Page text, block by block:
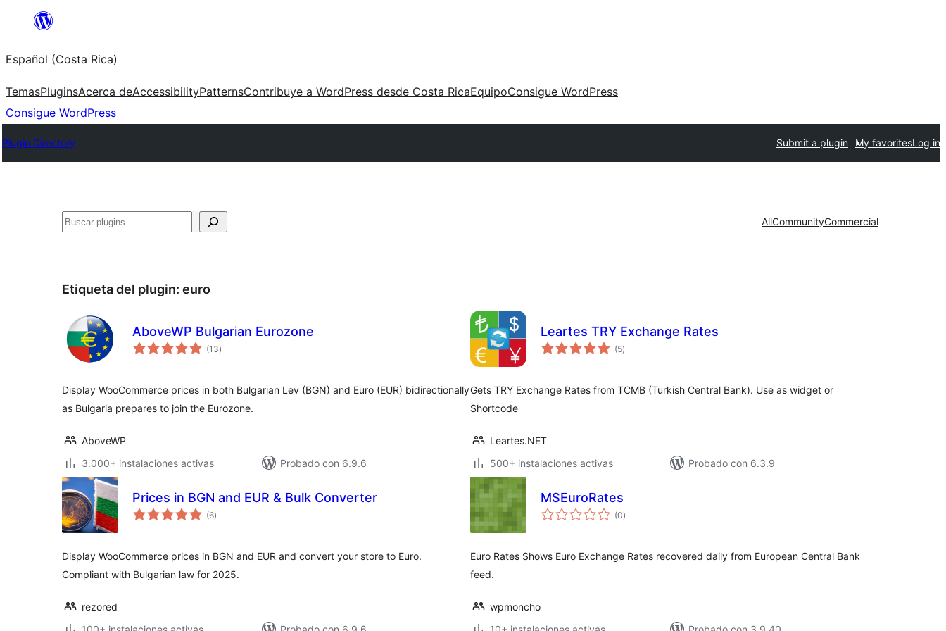
Saltar
contenido
Español (Costa Rica)
TemasPluginsAcerca deAccessibilityPatternsContribuye a WordPress desde Costa RicaEquipoConsigue WordPress
Consigue WordPress
Plugin Directory Submit a plugin My favoritesLog in
Buscar AllCommunityCommercial
Etiqueta del plugin: euro
AboveWP Bulgarian Eurozone
(13total
de
)
Display WooCommerce prices in both Bulgarian Lev (BGN) and Euro (EUR) bidirectionally
as Bulgaria prepares to join the Eurozone.
AboveWP
3.000+ instalaciones activas
Probado con 6.9.6
Leartes TRY Exchange Rates
(5total
de
)
Gets TRY Exchange Rates from TCMB (Turkish Central Bank). Use as widget or
Shortcode
Leartes.NET
500+ instalaciones activas
Probado con 6.3.9
Prices in BGN and EUR & Bulk Converter
(6total
de
)
Display WooCommerce prices in BGN and EUR and convert your store to Euro.
Compliant with Bulgarian law for 2025.
rezored
MSEuroRates
(0total
de
)
Euro Rates Shows Euro Exchange Rates recovered daily from European Central Bank
feed.
wpmoncho